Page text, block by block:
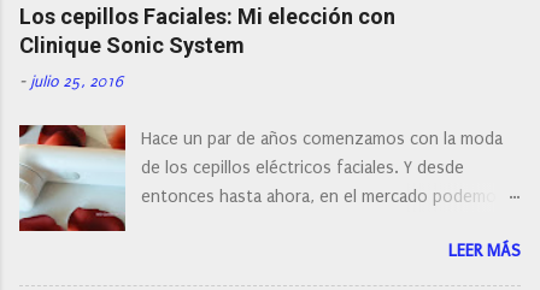
a
r
n
o
m
e
n
t
a
o
Los cepillos Faciales: Mi elección con
Clinique Sonic System
- julio 25, 2016
Hace un par de años comenzamos con la moda
de los cepillos eléctricos faciales. Y desde
entonces hasta ahora, en el mercado podemos
con diferentes características, a pilas, a batería,
cepillos de rotación o de oscilación... y
LEER MÁS